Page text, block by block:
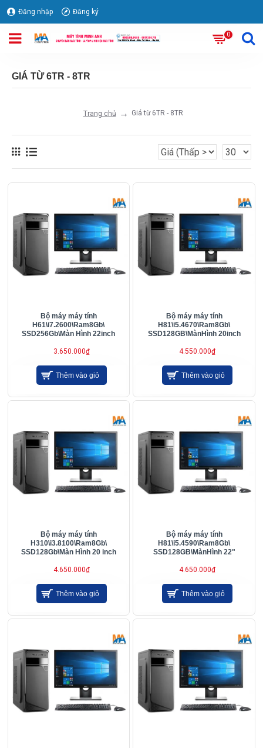
Đăng nhập Đăng ký
0
Trang chủ Giá từ 6TR - 8TR
GIÁ TỪ 6TR - 8TR
Bộ máy máy tính
H61\i7.2600\Ram8Gb\
SSD256Gb\Màn Hình 22inch
3.650.000₫
Thêm vào giỏ
Bộ máy máy tính
H81\i5.4670\Ram8Gb\
SSD128GB\MànHình 20inch
4.550.000₫
Thêm vào giỏ
Bộ máy máy tính
H310\i3.8100\Ram8Gb\
SSD128Gb\Màn Hình 20 inch
4.650.000₫
Thêm vào giỏ
Bộ máy máy tính
H81\i5.4590\Ram8Gb\
SSD128GB\MànHình 22"
4.650.000₫
Thêm vào giỏ